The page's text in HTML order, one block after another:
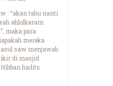
: “akan tahu nanti
ahlulkaram
maka para
mereka
saw menjawab
di masjid
hadits